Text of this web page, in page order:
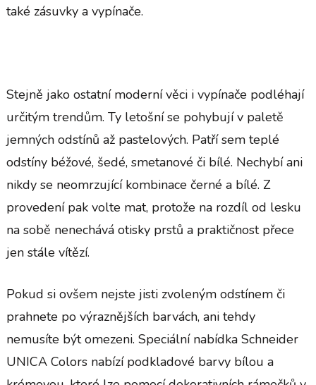
také zásuvky a vypínače.
Stejně jako ostatní moderní věci i vypínače podléhají
určitým trendům. Ty letošní se pohybují v paletě
jemných odstínů až pastelových. Patří sem teplé
odstíny béžové, šedé, smetanové či bílé. Nechybí ani
nikdy se neomrzující kombinace černé a bílé. Z
provedení pak volte mat, protože na rozdíl od lesku
na sobě nenechává otisky prstů a praktičnost přece
jen stále vítězí.
Pokud si ovšem nejste jisti zvoleným odstínem či
prahnete po výraznějších barvách, ani tehdy
nemusíte být omezeni. Speciální nabídka Schneider
UNICA Colorsnabízí podkladové barvy bílou a